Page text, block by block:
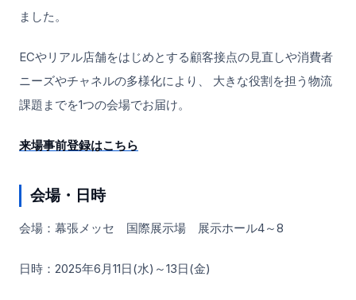
ました。
ECやリアル店舗をはじめとする顧客接点の見直しや消費者
ニーズやチャネルの多様化により、 大きな役割を担う物流
課題までを1つの会場でお届け。
来場事前登録はこちら
会場・日時
会場：幕張メッセ 国際展示場 展示ホール4～8
日時：2025年6月11日(水)～13日(金)